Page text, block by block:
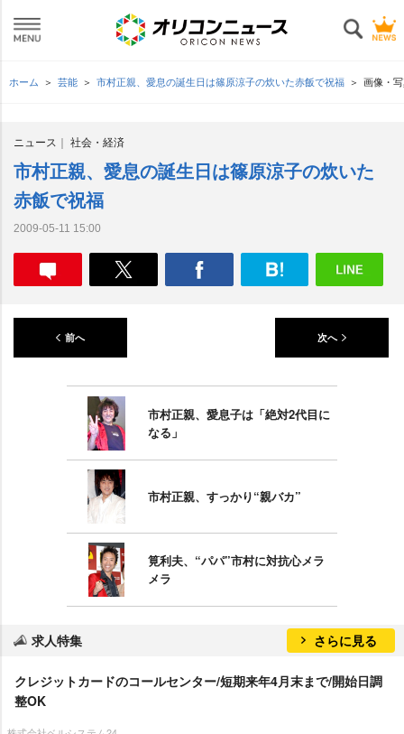
ホーム 芸能 市村正親、愛息の誕生日は篠原涼子の炊いた赤飯で祝福 画像・
ニュース 社会・経済
市村正親、愛息の誕生日は篠原涼子の炊いた
赤飯で祝福
2009-05-11 15:00
前へ 次へ
市村正親、愛息子は「絶対2代目に
なる」
市村正親、すっかり“親バカ”
筧利夫、“パパ”市村に対抗心メラ
メラ
求人特集 さらに見る
クレジットカードのコールセンター/短期来年4月末まで/開始日調
整OK